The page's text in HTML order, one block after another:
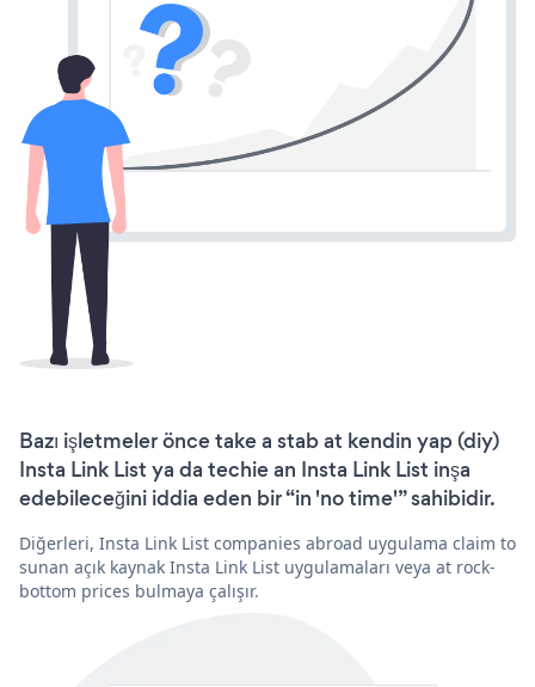
Bazı işletmeler önce take a stab at kendin yap (diy)
Insta Link List ya da techie an Insta Link List inşa
edebileceğini iddia eden bir “in 'no time'” sahibidir.
Diğerleri, Insta Link List companies abroad uygulama claim to
sunan açık kaynak Insta Link List uygulamaları veya at rock-
bottom prices bulmaya çalışır.